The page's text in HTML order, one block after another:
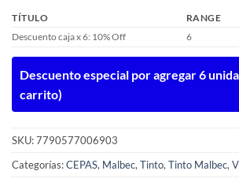
TÍTULO RANGE
Descuento caja x 6: 10% Off
6
Descuento especial por agregar 6
carrito)
SKU:7790577006903
Categorías:CEPAS, Malbec,Tinto,Tinto Malbec,